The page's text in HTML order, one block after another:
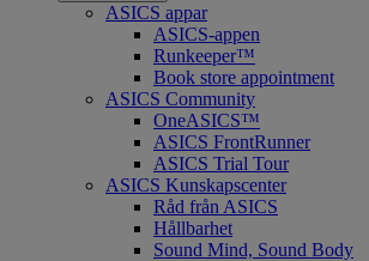
ASICS appar
ASICS-appen
Runkeeper™
Book store appointment
ASICS Community
OneASICS™
ASICS FrontRunner
ASICS Trial Tour
ASICS Kunskapscenter
Råd från ASICS
Hållbarhet
Sound Mind, Sound Body